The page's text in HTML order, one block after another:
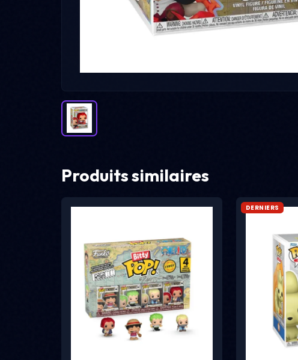
Produits similaires
DERNIERS